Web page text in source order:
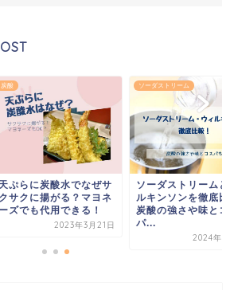
炭酸
天ぷらに炭酸水でなぜサ
クサクに揚がる？マヨネ
ーズでも代用できる！
2023年3月21日
ソーダストリーム
ソーダストリームと
ルキンソンを徹底比
炭酸の強さや味とコ
パ...
2024年1